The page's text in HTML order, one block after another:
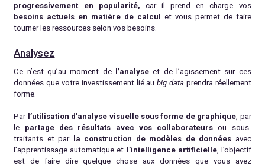
progressivement en popularité, car il prend en charge vos
besoins actuels en matière de calcul
et vous permet de faire
tourner les ressources selon vos besoins.
Analysez
Ce n’est qu’au moment de l’analyse et de l’agissement sur ces
données que votre investissement lié aubig data prendra réellement
forme.
Par l’utilisation d’analyse visuelle sous forme de graphique , par
le partage des résultats avec vos collaborateurs ou sous-
traitants et parla construction de modèles de données avec
l’apprentissage automatique et l’intelligence artificielle, l’objectif
est de faire dire quelque chose aux données que vous avez